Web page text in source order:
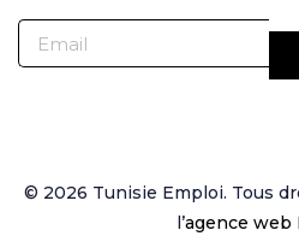
© 2026 Tunisie Emploi. Tous
l’agence web